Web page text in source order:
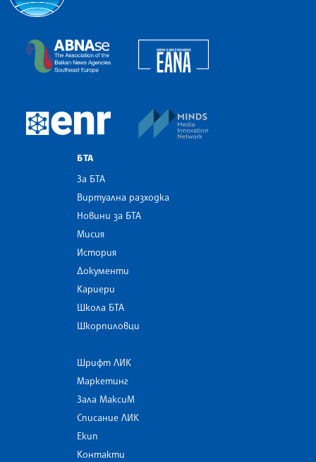
The Assocoation of the Balkan News Agencies
European Newsroom
БТА
За БТА
Виртуална разходка
Новини за БТА
Мисия
История
Документи
Кариери
Школа БТА
Шкорпиловци
Шрифт ЛИК
Маркетинг
Зала МаксиМ
Списание ЛИК
Екип
Контакти